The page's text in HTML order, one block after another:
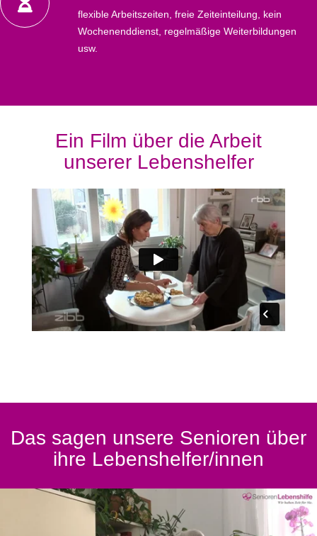
flexible Arbeitszeiten, freie Zeiteinteilung, kein
Wochenenddienst, regelmäßige Weiterbildungen
usw.
Ein Film über die Arbeit
unserer Lebenshelfer
Das sagen unsere Senioren über
ihre Lebenshelfer/innen